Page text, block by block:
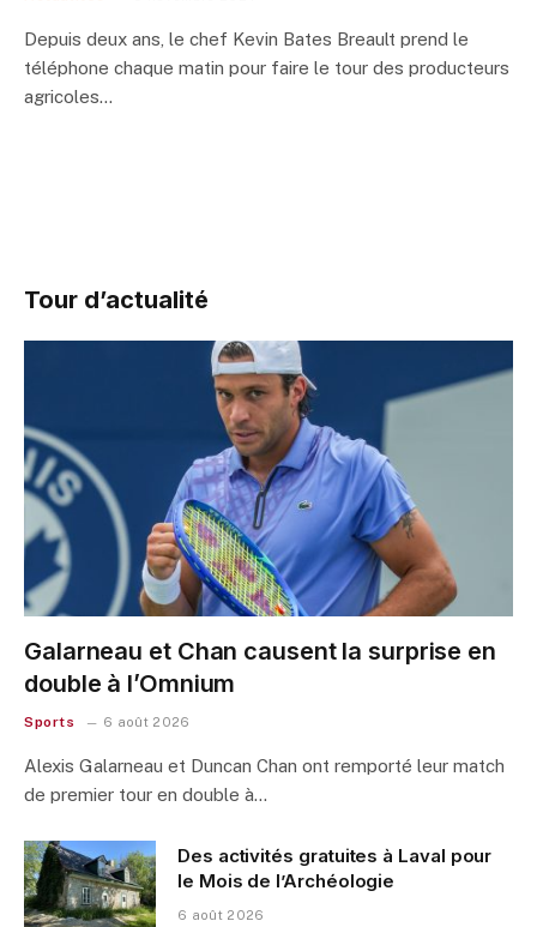
Depuis deux ans, le chef Kevin Bates Breault prend le
téléphone chaque matin pour faire le tour des producteurs
agricoles…
Tour d’actualité
Galarneau et Chan causent la surprise en
double à l’Omnium
Sports 6 août 2026
Alexis Galarneau et Duncan Chan ont remporté leur match
de premier tour en double à…
Des activités gratuites à Laval pour
le Mois de l’Archéologie
6 août 2026